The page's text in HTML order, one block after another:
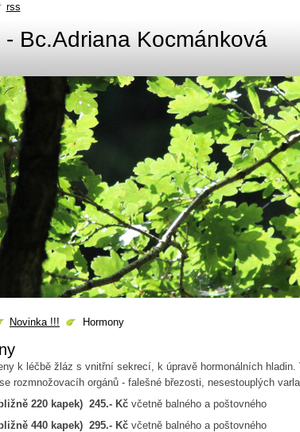
Bc.Adriana Kocmánková
Novinka !!! Hormony
k léčbě žláz s vnitřní sekrecí, k úpravě hormonálních
rozmnožovacíh orgánů - falešné březosti, nesestouplých
220 kapek) 245.- Kč včetně balného a poštovného
440 kapek) 295.- Kč včetně balného a poštovného
rss